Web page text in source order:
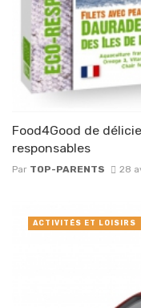
Food4Good de
responsables
Par TOP-PARENTS 28
ACTIVITÉS ET LOISIRS